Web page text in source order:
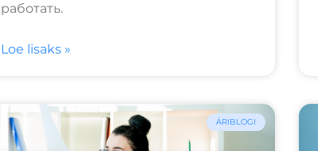
работать.
Loe lisaks »
ÄRIBLOGI